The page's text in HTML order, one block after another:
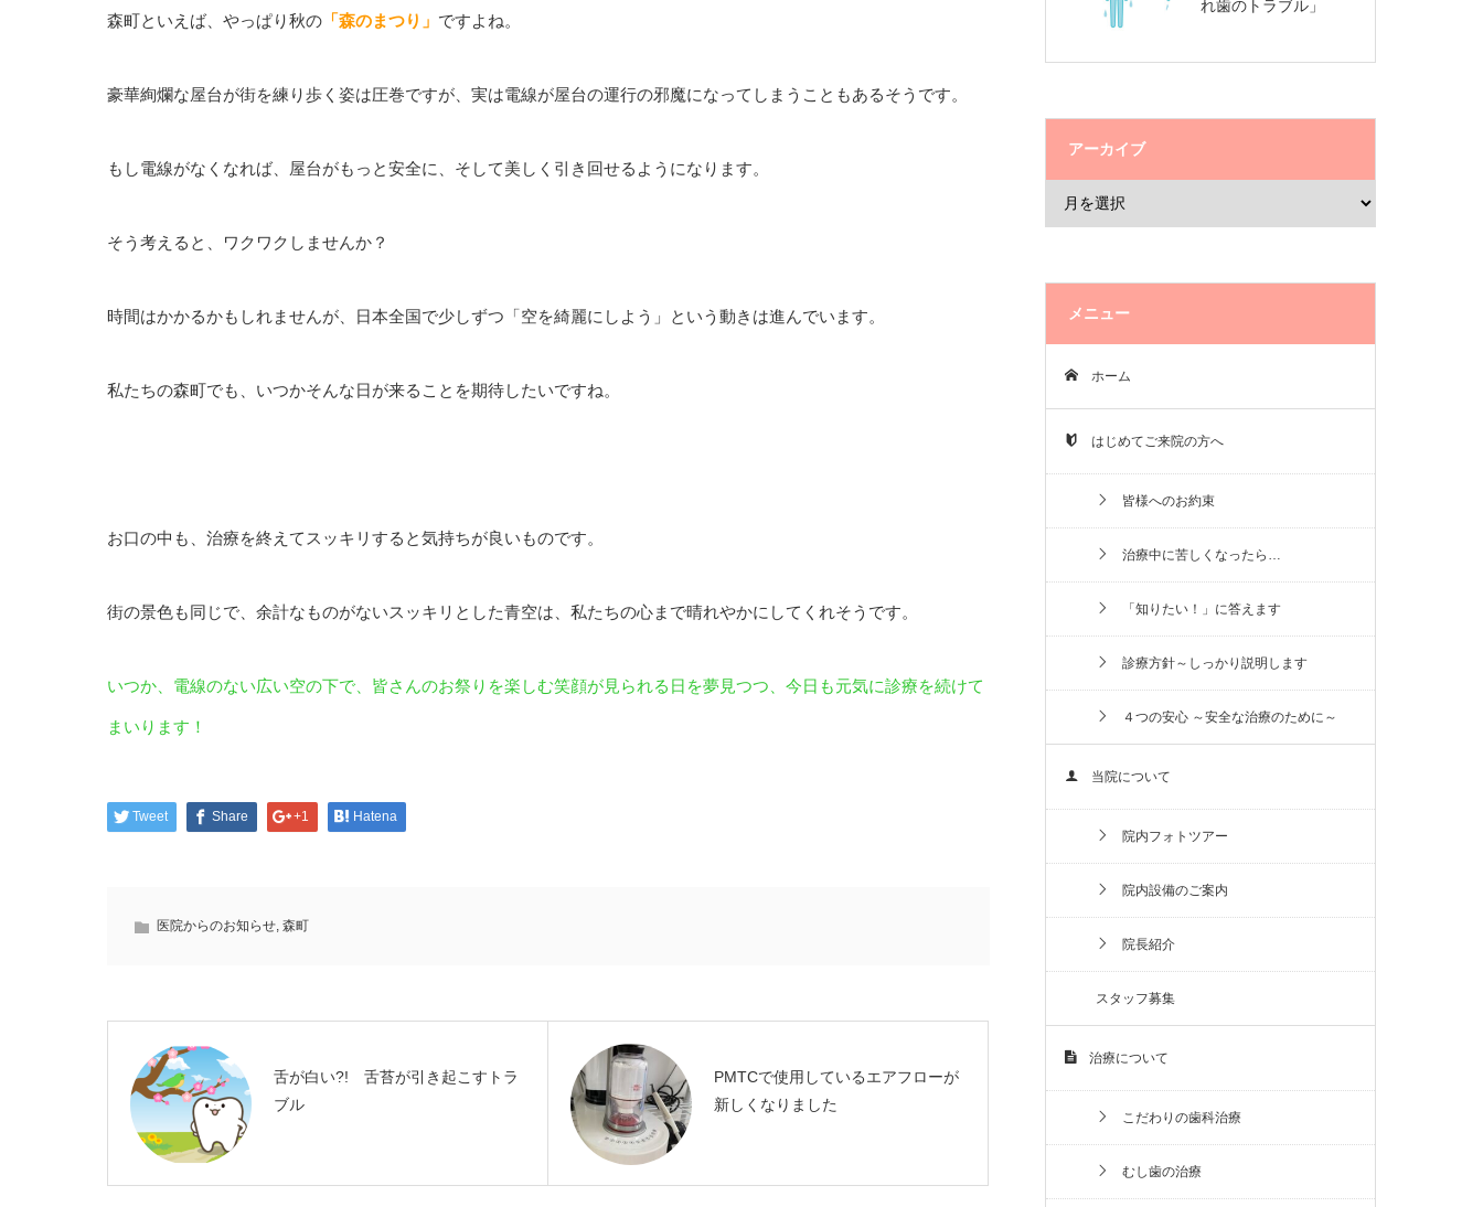
森町といえば、やっぱり秋の 「森のまつり」 ですよね。
豪華絢爛な屋台が街を練り歩く姿は圧巻ですが、実は電線が屋台の運⾏の邪魔になってしまうこともあるそうです。
もし電線がなくなれば、屋台がもっと安全に、そして美しく引き回せるようになります。
そう考えると、ワクワクしませんか？
時間はかかるかもしれませんが、⽇本全国で少しずつ「空を綺麗にしよう」という動きは進んでいます。
私たちの森町でも、いつかそんな⽇が来ることを期待したいですね。
お⼝の中も、治療を終えてスッキリすると気持ちが良いものです。
街の景⾊も同じで、余計なものがないスッキリとした⻘空は、私たちの⼼まで晴れやかにしてくれそうです。
いつか、電線のない広い空の下で、皆さんのお祭りを楽しむ笑顔が⾒られる⽇を夢⾒つつ、今⽇も元気に診療を続けて
まいります！
Tweet Share +1 Hatena
医院からのお知らせ, 森町
舌が白い?! 舌苔が引き起こすトラ
ブル
PMTCで使用しているエアフローが
新しくなりました
れ歯のトラブル」
アーカイブ
メニュー
ホーム
はじめてご来院の方へ
皆様へのお約束
治療中に苦しくなったら…
「知りたい！」に答えます
診療方針～しっかり説明します
４つの安心 ～安全な治療のために～
当院について
院内フォトツアー
院内設備のご案内
院長紹介
スタッフ募集
治療について
こだわりの歯科治療
むし歯の治療